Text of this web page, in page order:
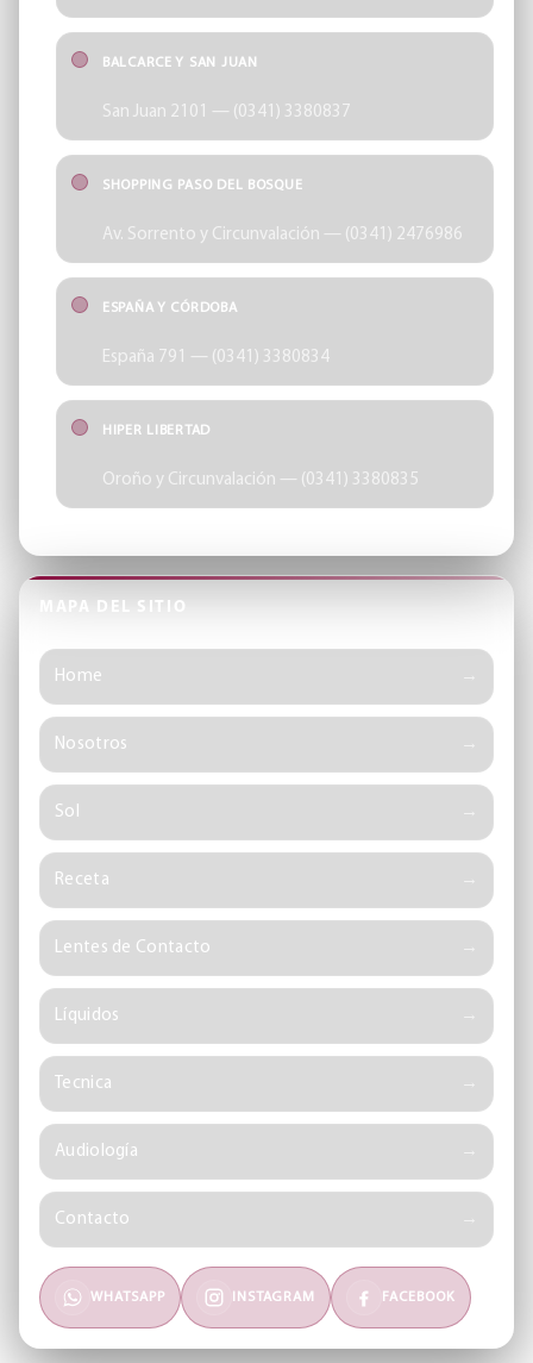
BALCARCE Y SAN JUAN
San Juan 2101 — (0341) 3380837
SHOPPING PASO DEL BOSQUE
Av. Sorrento y Circunvalación — (0341) 2476986
ESPAÑA Y CÓRDOBA
España 791 — (0341) 3380834
HIPER LIBERTAD
Oroño y Circunvalación — (0341) 3380835
MAPA DEL SITIO
Home
Nosotros
Sol
Receta
Lentes de Contacto
Líquidos
Tecnica
Audiología
Contacto
WHATSAPP INSTAGRAM FACEBOOK